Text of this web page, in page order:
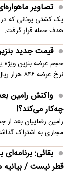
تصاویر
یک کشتی یونانی که در
هدف حمله قرار گرفت.
قیمت جدید
نرخ عرضه ۸۴۶ هزار ریال است.
واکنش رامین
چه‌کار می‌کند؟!
رامین رضاییان بعد
مجازی به اشتراک
بقائی:
قطر نیست / بیانیه